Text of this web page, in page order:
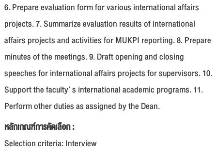
6. Prepare evaluation form for various international affairs
projects. 7. Summarize evaluation results of international
affairs projects and activities for MUKPI reporting. 8. Prepare
minutes of the meetings. 9. Draft opening and closing
speeches for international affairs projects for supervisors. 10.
Support the faculty’ s international academic programs. 11.
Perform other duties as assigned by the Dean.
หลักเกณฑ์การคัดเลือก :
Selection criteria: Interview